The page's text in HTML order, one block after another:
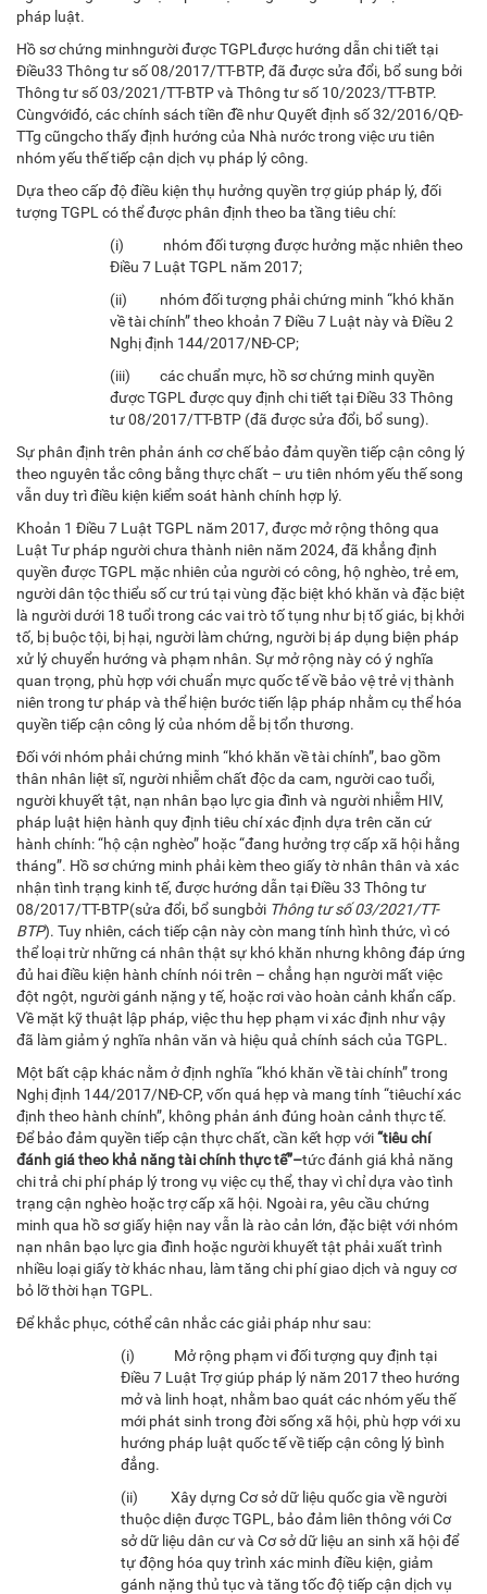
pháp luật.
Hồ sơ chứng minhngười được TGPLđược hướng dẫn chi tiết tại
Điều33 Thông tư số 08/2017/TT-BTP, đã được sửa đổi, bổ sung bởi
Thông tư số 03/2021/TT-BTP và Thông tư số 10/2023/TT-BTP.
Cùngvớiđó, các chính sách tiền đề như Quyết định số 32/2016/QĐ-
TTg cũngcho thấy định hướng của Nhà nước trong việc ưu tiên
nhóm yếu thế tiếp cận dịch vụ pháp lý công.
Dựa theo cấp độ điều kiện thụ hưởng quyền trợ giúp pháp lý, đối
tượng TGPL có thể được phân định theo ba tầng tiêu chí:
(i) nhóm đối tượng được hưởng mặc nhiên theo
Điều 7 Luật TGPL năm 2017;
(ii) nhóm đối tượng phải chứng minh “khó khăn
về tài chính” theo khoản 7 Điều 7 Luật này và Điều 2
Nghị định 144/2017/NĐ-CP;
(iii) các chuẩn mực, hồ sơ chứng minh quyền
được TGPL được quy định chi tiết tại Điều 33 Thông
tư 08/2017/TT-BTP (đã được sửa đổi, bổ sung).
Sự phân định trên phản ánh cơ chế bảo đảm quyền tiếp cận công lý
theo nguyên tắc công bằng thực chất – ưu tiên nhóm yếu thế song
vẫn duy trì điều kiện kiểm soát hành chính hợp lý.
Khoản 1 Điều 7 Luật TGPL năm 2017, được mở rộng thông qua
Luật Tư pháp người chưa thành niên năm 2024, đã khẳng định
quyền được TGPL mặc nhiên của người có công, hộ nghèo, trẻ em,
người dân tộc thiểu số cư trú tại vùng đặc biệt khó khăn và đặc biệt
là người dưới 18 tuổi trong các vai trò tố tụng như bị tố giác, bị khởi
tố, bị buộc tội, bị hại, người làm chứng, người bị áp dụng biện pháp
xử lý chuyển hướng và phạm nhân. Sự mở rộng này có ý nghĩa
quan trọng, phù hợp với chuẩn mực quốc tế về bảo vệ trẻ vị thành
niên trong tư pháp và thể hiện bước tiến lập pháp nhằm cụ thể hóa
quyền tiếp cận công lý của nhóm dễ bị tổn thương.
Đối với nhóm phải chứng minh “khó khăn về tài chính”, bao gồm
thân nhân liệt sĩ, người nhiễm chất độc da cam, người cao tuổi,
người khuyết tật, nạn nhân bạo lực gia đình và người nhiễm HIV,
pháp luật hiện hành quy định tiêu chí xác định dựa trên căn cứ
hành chính: “hộ cận nghèo” hoặc “đang hưởng trợ cấp xã hội hằng
tháng”. Hồ sơ chứng minh phải kèm theo giấy tờ nhân thân và xác
nhận tình trạng kinh tế, được hướng dẫn tại Điều 33 Thông tư
08/2017/TT-BTP(sửa đổi, bổ sungbởi Thông tư số 03/2021/TT-
BTP). Tuy nhiên, cách tiếp cận này còn mang tính hình thức, vì có
thể loại trừ những cá nhân thật sự khó khăn nhưng không đáp ứng
đủ hai điều kiện hành chính nói trên – chẳng hạn người mất việc
đột ngột, người gánh nặng y tế, hoặc rơi vào hoàn cảnh khẩn cấp.
Về mặt kỹ thuật lập pháp, việc thu hẹp phạm vi xác định như vậy
đã làm giảm ý nghĩa nhân văn và hiệu quả chính sách của TGPL.
Một bất cập khác nằm ở định nghĩa “khó khăn về tài chính” trong
Nghị định 144/2017/NĐ-CP, vốn quá hẹp và mang tính “tiêuchí xác
định theo hành chính”, không phản ánh đúng hoàn cảnh thực tế.
Để bảo đảm quyền tiếp cận thực chất, cần kết hợp với“tiêu chí
đánh giá theo khả năng tài chính thực tế”–tức đánh giá khả năng
chi trả chi phí pháp lý trong vụ việc cụ thể, thay vì chỉ dựa vào tình
trạng cận nghèo hoặc trợ cấp xã hội. Ngoài ra, yêu cầu chứng
minh qua hồ sơ giấy hiện nay vẫn là rào cản lớn, đặc biệt với nhóm
nạn nhân bạo lực gia đình hoặc người khuyết tật phải xuất trình
nhiều loại giấy tờ khác nhau, làm tăng chi phí giao dịch và nguy cơ
bỏ lỡ thời hạn TGPL.
Để khắc phục, cóthể cân nhắc các giải pháp như sau:
(i) Mở rộng phạm vi đối tượng quy định tại
Điều 7 Luật Trợ giúp pháp lý năm 2017 theo hướng
mở và linh hoạt, nhằm bao quát các nhóm yếu thế
mới phát sinh trong đời sống xã hội, phù hợp với xu
hướng pháp luật quốc tế về tiếp cận công lý bình
đẳng.
(ii) Xây dựng Cơ sở dữ liệu quốc gia về người
thuộc diện được TGPL, bảo đảm liên thông với Cơ
sở dữ liệu dân cư và Cơ sở dữ liệu an sinh xã hội để
tự động hóa quy trình xác minh điều kiện, giảm
gánh nặng thủ tục và tăng tốc độ tiếp cận dịch vụ